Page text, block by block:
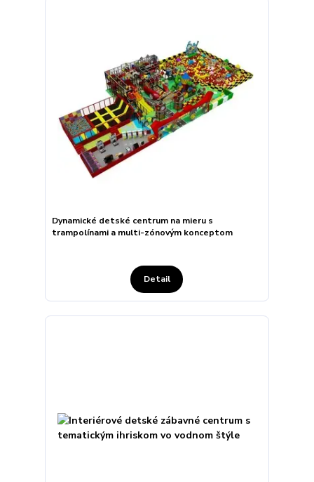
Dynamické detské centrum na mieru s
trampolínami a multi-zónovým konceptom
Detail